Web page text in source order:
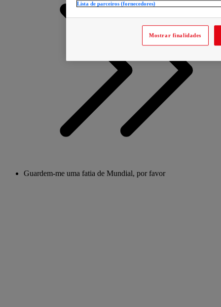
Guardem-me uma fatia de Mundial, por favor
Lista de parceiros (fornecedores)
Mostrar finalidades